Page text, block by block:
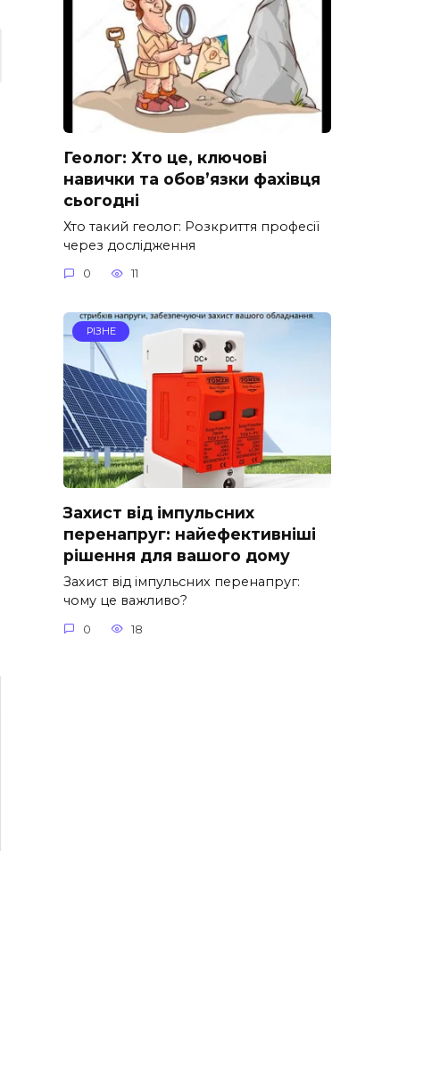
Геолог: Хто це, ключові
навички та обов’язки фахівця
сьогодні
Хто такий геолог: Розкриття професії
через дослідження
0 11
РІЗНЕ
Захист від імпульсних
перенапруг: найефективніші
рішення для вашого дому
Захист від імпульсних перенапруг:
чому це важливо?
0 18